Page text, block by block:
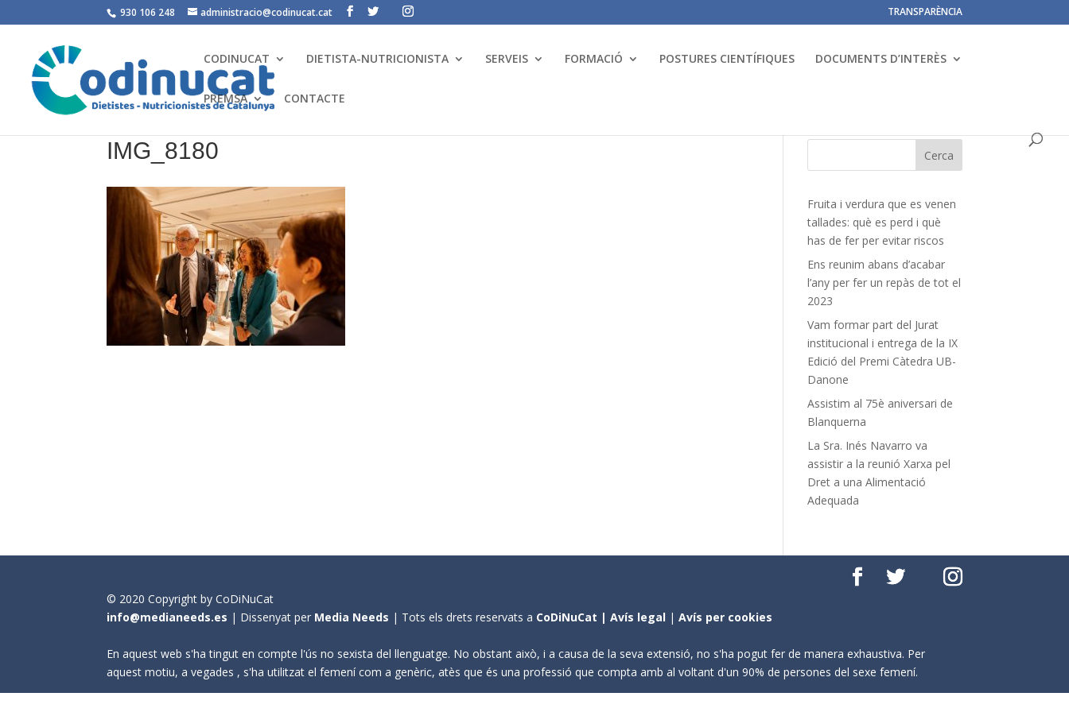
930 106 248 administracio@codinucat.cat TRANSPARÈNCIA
CODINUCAT DIETISTA-NUTRICIONISTA SERVEIS FORMACIÓ POSTURES CIENTÍFIQUES DOCUMENTS D’INTERÈS
PREMSA CONTACTE
IMG_8180
Fruita i verdura que es venen
tallades: què es perd i què
has de fer per evitar riscos
Ens reunim abans d’acabar
l’any per fer un repàs de tot el
2023
Vam formar part del Jurat
institucional i entrega de la IX
Edició del Premi Càtedra UB-
Danone
Assistim al 75è aniversari de
Blanquerna
La Sra. Inés Navarro va
assistir a la reunió Xarxa pel
Dret a una Alimentació
Adequada
© 2020 Copyright by CoDiNuCat
info@medianeeds.es | Dissenyat per Media Needs | Tots els drets reservats a CoDiNuCat |Avís legal |Avís per cookies
En aquest web s'ha tingut en compte l'ús no sexista del llenguatge. No obstant això, i a causa de la seva extensió, no s'ha pogut fer de manera exhaustiva. Per
aquest motiu, a vegades , s'ha utilitzat el femení com a genèric, atès que és una professió que compta amb al voltant d'un 90% de persones del sexe femení.